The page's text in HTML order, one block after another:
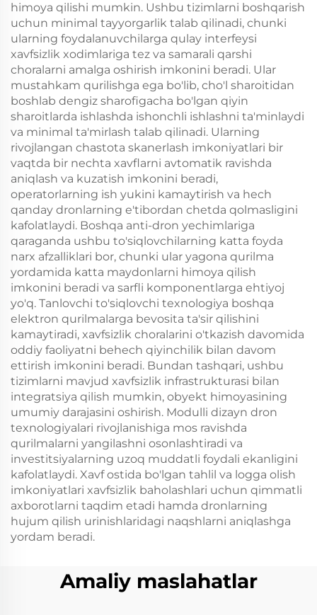
himoya qilishi mumkin. Ushbu tizimlarni boshqarish
uchun minimal tayyorgarlik talab qilinadi, chunki
ularning foydalanuvchilarga qulay interfeysi
xavfsizlik xodimlariga tez va samarali qarshi
choralarni amalga oshirish imkonini beradi. Ular
mustahkam qurilishga ega bo'lib, cho'l sharoitidan
boshlab dengiz sharofigacha bo'lgan qiyin
sharoitlarda ishlashda ishonchli ishlashni ta'minlaydi
va minimal ta'mirlash talab qilinadi. Ularning
rivojlangan chastota skanerlash imkoniyatlari bir
vaqtda bir nechta xavflarni avtomatik ravishda
aniqlash va kuzatish imkonini beradi,
operatorlarning ish yukini kamaytirish va hech
qanday dronlarning e'tibordan chetda qolmasligini
kafolatlaydi. Boshqa anti-dron yechimlariga
qaraganda ushbu to'siqlovchilarning katta foyda
narx afzalliklari bor, chunki ular yagona qurilma
yordamida katta maydonlarni himoya qilish
imkonini beradi va sarfli komponentlarga ehtiyoj
yo'q. Tanlovchi to'siqlovchi texnologiya boshqa
elektron qurilmalarga bevosita ta'sir qilishini
kamaytiradi, xavfsizlik choralarini o'tkazish davomida
oddiy faoliyatni behech qiyinchilik bilan davom
ettirish imkonini beradi. Bundan tashqari, ushbu
tizimlarni mavjud xavfsizlik infrastrukturasi bilan
integratsiya qilish mumkin, obyekt himoyasining
umumiy darajasini oshirish. Modulli dizayn dron
texnologiyalari rivojlanishiga mos ravishda
qurilmalarni yangilashni osonlashtiradi va
investitsiyalarning uzoq muddatli foydali ekanligini
kafolatlaydi. Xavf ostida bo'lgan tahlil va logga olish
imkoniyatlari xavfsizlik baholashlari uchun qimmatli
axborotlarni taqdim etadi hamda dronlarning
hujum qilish urinishlaridagi naqshlarni aniqlashga
yordam beradi.
Amaliy maslahatlar